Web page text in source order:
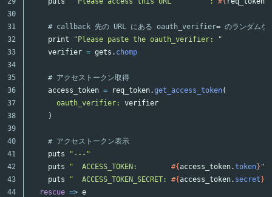
30
31
32
33
34
35
36
37
38
39
40
41
42
43
44
# callback 先の URL にある oauth_verifier= のランダムな文
print
"Please paste the oauth_verifier: "
verifier = gets . chomp
# アクセストークン取得
access_token = req_token.get_access_token(
oauth_verifier: verifier
)
# アクセストークン表示
puts
"---"
puts
"  ACCESS_TOKEN: #{access_token.token} "
puts
"  ACCESS_TOKEN_SECRET: #{access_token. secret }
rescue => e